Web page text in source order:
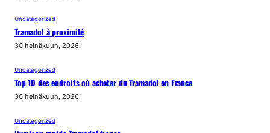
Uncategorized
Tramadol à proximité
30 heinäkuun, 2026
Uncategorized
Top 10 des endroits où acheter du Tramadol en France
30 heinäkuun, 2026
Uncategorized